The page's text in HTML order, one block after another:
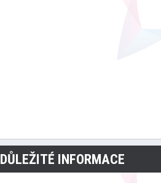
DŮLEŽITÉ INFORMACE